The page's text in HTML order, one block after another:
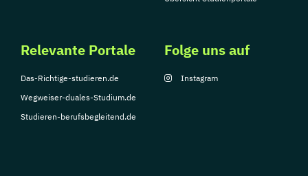
Relevante Portale
Das-Richtige-studieren.de
Wegweiser-duales-Studium.de
Studieren-berufsbegleitend.de
Folge uns auf
Instagram